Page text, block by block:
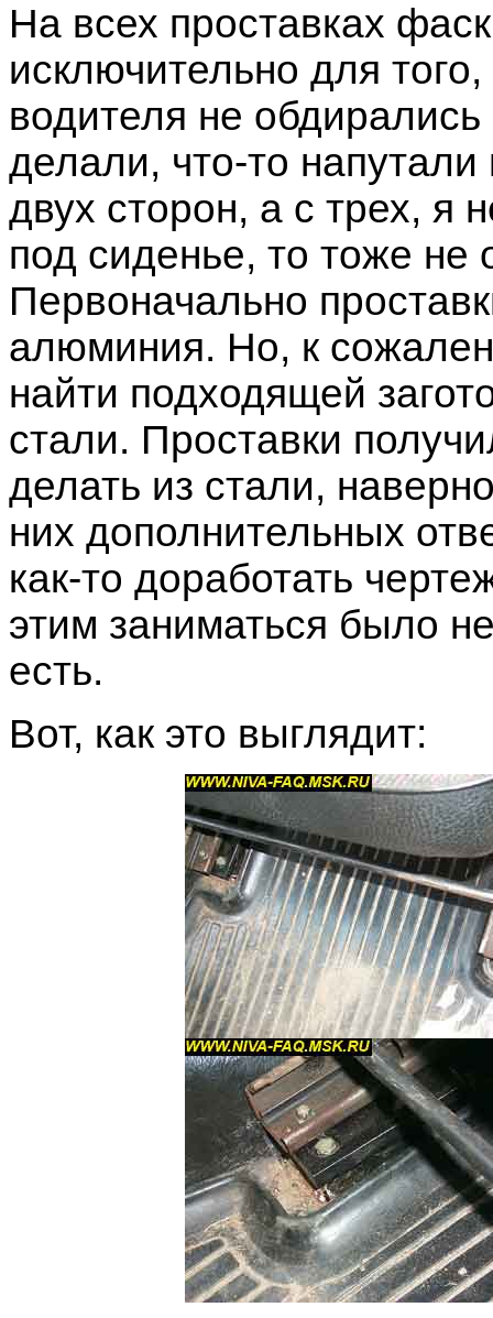
На всех проставках
исключительно для
водителя не
делали, что-то
двух сторон, а с трех, я
под сиденье, то тоже не
Первоначально
алюминия. Но, к
найти подходящей
стали. Проставки
делать из стали,
них дополнительных
как-то доработать
этим заниматься было
есть.
Вот, как это выглядит: